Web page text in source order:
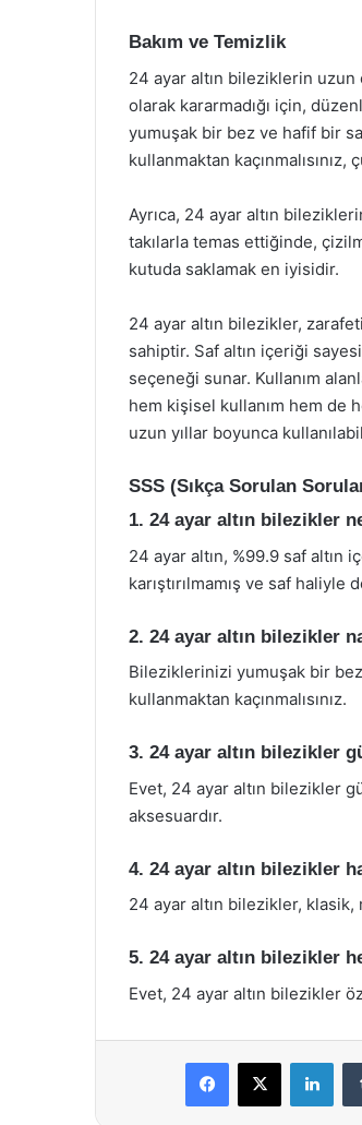
Bakım ve Temizlik
24 ayar altın bileziklerin uzun
olarak kararmadığı için,
yumuşak bir bez ve hafif bir
kullanmaktan
Ayrıca, 24 ayar altın
takılarla temas ettiğinde,
kutuda saklamak en iyisidir.
24 ayar altın bilezikler,
sahiptir. Saf altın içeriği
seçeneği sunar. Kullanım
hem kişisel kullanım hem de
uzun yıllar boyunca
SSS (Sıkça Sorulan
1. 24 ayar altın bilezikler
24 ayar altın, %99.9 saf
karıştırılmamış ve saf haliyle
2. 24 ayar altın bilezikler
Bileziklerinizi yumuşak bir
kullanmaktan kaçınmalısınız.
3. 24 ayar altın bilezikler
Evet, 24 ayar altın bilezikler
aksesuardır.
4. 24 ayar altın bilezikler
24 ayar altın bilezikler,
5. 24 ayar altın bilezikler
Evet, 24 ayar altın bilezikler
Facebook
X